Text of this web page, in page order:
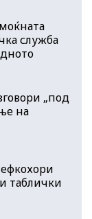
служба
„под
на
таблички